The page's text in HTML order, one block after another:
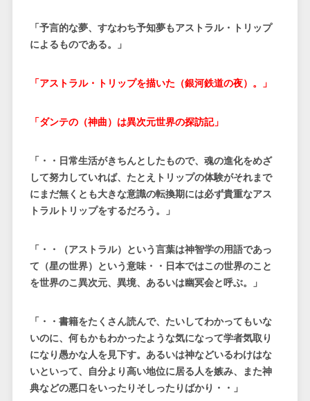
「予言的な夢、すなわち予知夢もアストラル・トリップ
によるものである。」
「アストラル・トリップを描いた（銀河鉄道の夜）。」
「ダンテの（神曲）は異次元世界の探訪記」
「・・日常生活がきちんとしたもので、魂の進化をめざ
して努力していれば、たとえトリップの体験がそれまで
にまだ無くとも大きな意識の転換期には必ず貴重なアス
トラルトリップをするだろう。」
「・・（アストラル）という言葉は神智学の用語であっ
て（星の世界）という意味・・日本ではこの世界のこと
を世界のこ異次元、異境、あるいは幽冥会と呼ぶ。」
「・・書籍をたくさん読んで、たいしてわかってもいな
いのに、何もかもわかったような気になって学者気取り
になり愚かな人を見下す。あるいは神などいるわけはな
いといって、自分より高い地位に居る人を嫉み、また神
典などの悪口をいったりそしったりばかり・・」